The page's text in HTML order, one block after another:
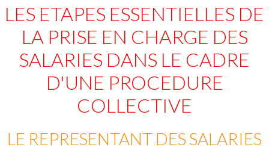
LES ETAPES ESSENTIELLES DE
LA PRISE EN CHARGE DES
SALARIES DANS LE CADRE
D'UNE PROCEDURE
COLLECTIVE
LE REPRESENTANT DES SALARIES